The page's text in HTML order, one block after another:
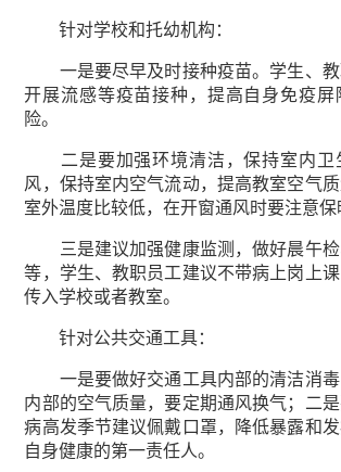
针对学校和托幼机构：
一是要尽早及时接种疫苗。学生、教
开展流感等疫苗接种，提高自身免疫屏
险。
二是要加强环境清洁，保持室内卫
风，保持室内空气流动，提高教室空气
室外温度比较低，在开窗通风时要注意保
三是建议加强健康监测，做好晨午检
等，学生、教职员工建议不带病上岗上
传入学校或者教室。
针对公共交通工具：
一是要做好交通工具内部的清洁消毒
内部的空气质量，要定期通风换气；二
病高发季节建议佩戴口罩，降低暴露和
自身健康的第一责任人。